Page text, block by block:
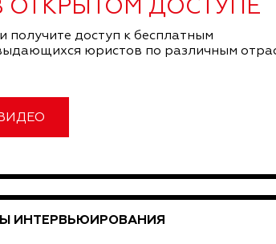
ОТКРЫТОМ ДОСТУПЕ
получите доступ к бесплатным
юристов по различным
ИНТЕРВЬЮИРОВАНИЯ